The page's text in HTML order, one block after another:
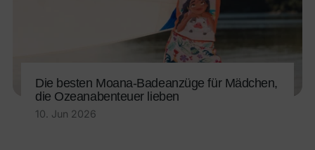
Die besten Moana-Badeanzüge für Mädchen,
die Ozeanabenteuer lieben
10. Jun 2026